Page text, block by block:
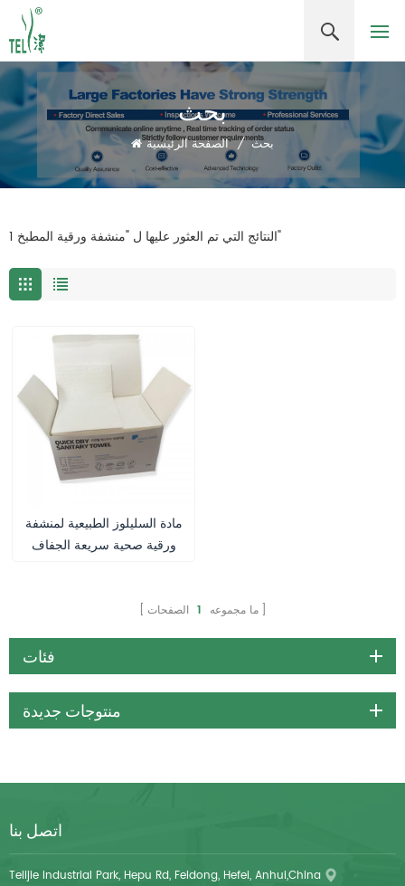
بحث
الصفحة الرئيسية / بحث
1 النتائج التي تم العثور عليها ل "منشفة ورقية المطبخ"
مادة السليلوز الطبيعية لمنشفة
ورقية صحية سريعة الجفاف
ما مجموعه 1 الصفحات
فئات
منتوجات جديدة
اتصل بنا
Telijie Industrial Park, Hepu Rd, Feidong, Hefei, Anhui,China